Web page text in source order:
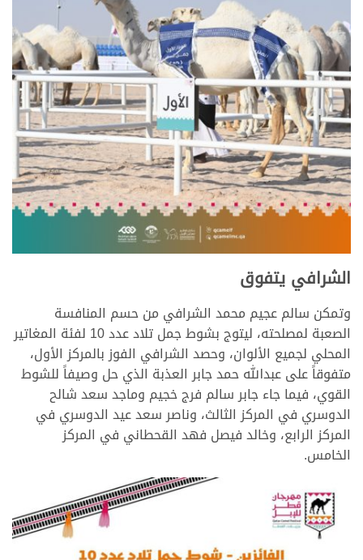
الشرافي يتفوق
وتمكن سالم عجيم محمد الشرافي من حسم المنافسة
الصعبة لمصلحته، ليتوج بشوط جمل تلاد عدد 10 لفئة المغاتير
المحلي لجميع الألوان، وحصد الشرافي الفوز بالمركز الأول،
متفوقاً على عبدالله حمد جابر العذبة الذي حل وصيفاً للشوط
القوي، فيما جاء جابر سالم فرج خجيم وماجد سعد شالح
الدوسري في المركز الثالث، وناصر سعد عيد الدوسري في
المركز الرابع، وخالد فيصل فهد القحطاني في المركز
الخامس.